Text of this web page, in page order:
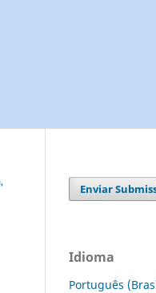
Enviar
Idioma
Português